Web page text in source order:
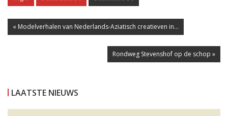
« Modelverhalen van Nederlands-Aziatisch creatieven in...
Rondweg Stevenshof op de schop »
LAATSTE NIEUWS